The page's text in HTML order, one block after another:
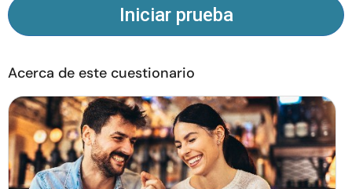
Contáctanos Escríbenos
nosotros
Iniciar prueba
Acerca de este cuestionario